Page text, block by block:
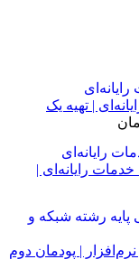
| تهیه یک
رایانه‌ای |
| پودمان دوم